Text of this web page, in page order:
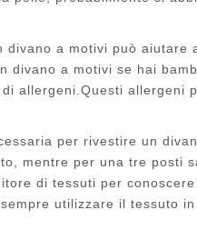
divano a motivi può
divano a motivi se hai
allergeni.Questi allergeni
per rivestire un
mentre per una tre posti
di tessuti per
utilizzare il tessuto